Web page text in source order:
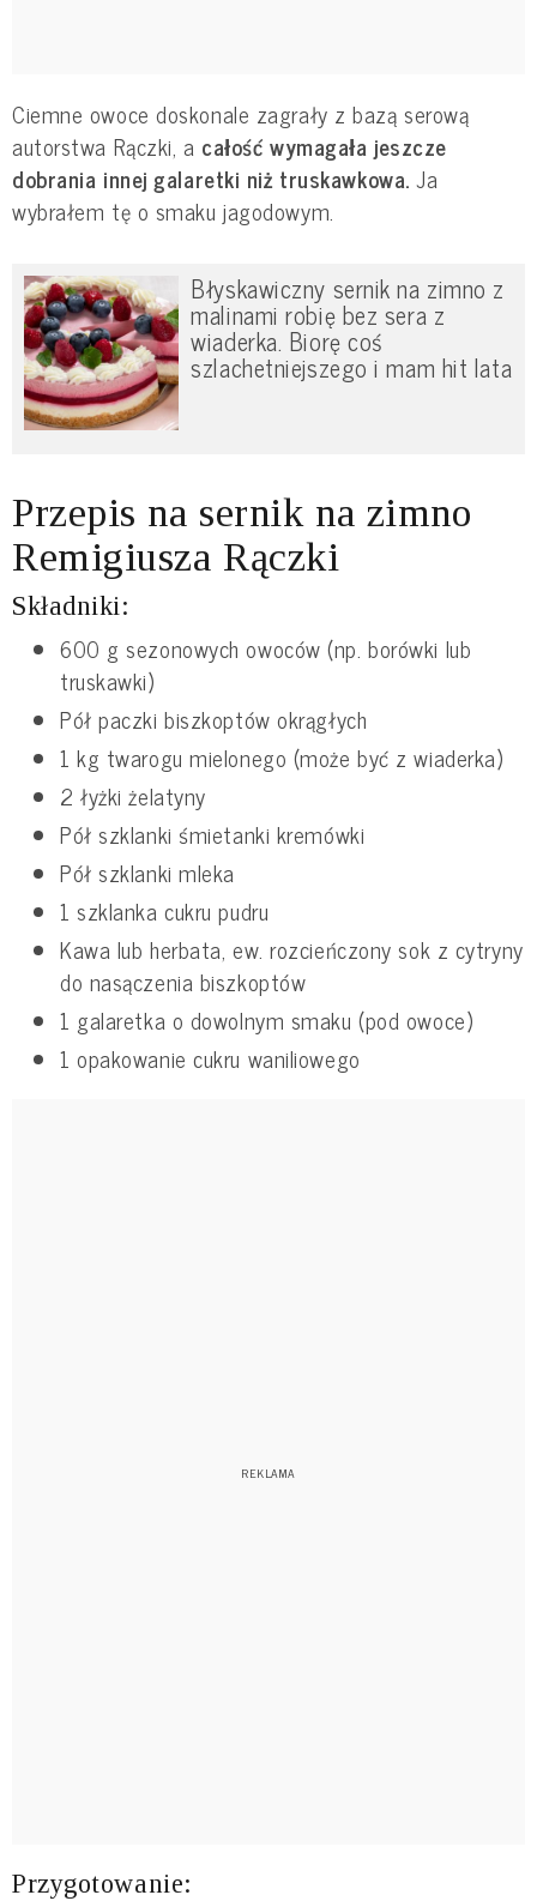
Ciemne owoce doskonale zagrały z bazą serową
autorstwa Rączki, a całość wymagała jeszcze
dobrania innej galaretki niż truskawkowa. Ja
wybrałem tę o smaku jagodowym.
Błyskawiczny sernik na zimno z
malinami robię bez sera z
wiaderka. Biorę coś
szlachetniejszego i mam hit lata
Przepis na sernik na zimno
Remigiusza Rączki
Składniki:
600 g sezonowych owoców (np. borówki lub
truskawki)
Pół paczki biszkoptów okrągłych
1 kg twarogu mielonego (może być z wiaderka)
2 łyżki żelatyny
Pół szklanki śmietanki kremówki
Pół szklanki mleka
1 szklanka cukru pudru
Kawa lub herbata, ew. rozcieńczony sok z cytryny
do nasączenia biszkoptów
1 galaretka o dowolnym smaku (pod owoce)
1 opakowanie cukru waniliowego
Przygotowanie: